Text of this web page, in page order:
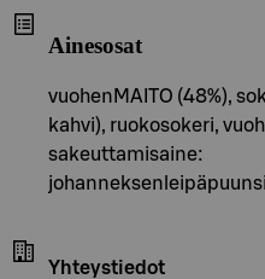
Ainesosat
vuohenMAITO (48%),
kahvi), ruokosokeri,
sakeuttamisaine:
Yhteystiedot